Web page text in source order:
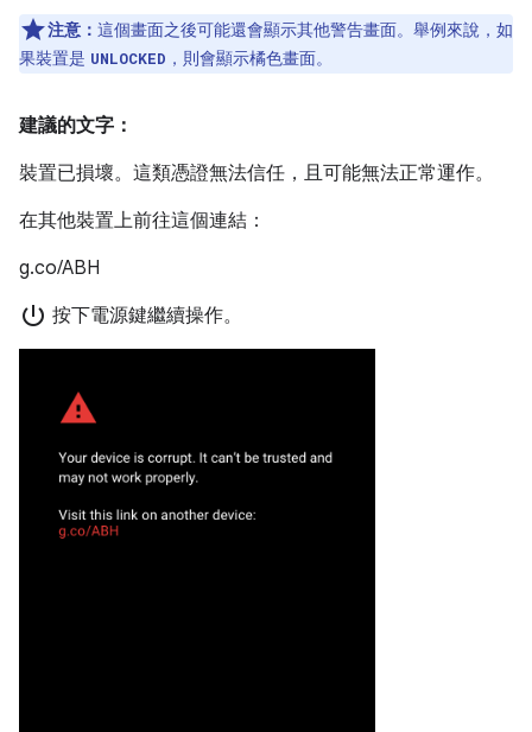
注意： 這個畫面之後可能還會顯示其他警告畫面。舉例來說，如
果裝置是 UNLOCKED ，則會顯示橘色畫面。
建議的文字：
裝置已損壞。這類憑證無法信任，且可能無法正常運作。
在其他裝置上前往這個連結：
g.co/ABH
power_settings_new 按下電源鍵繼續操作。